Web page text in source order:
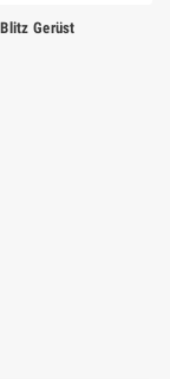
Blitz Gerüst